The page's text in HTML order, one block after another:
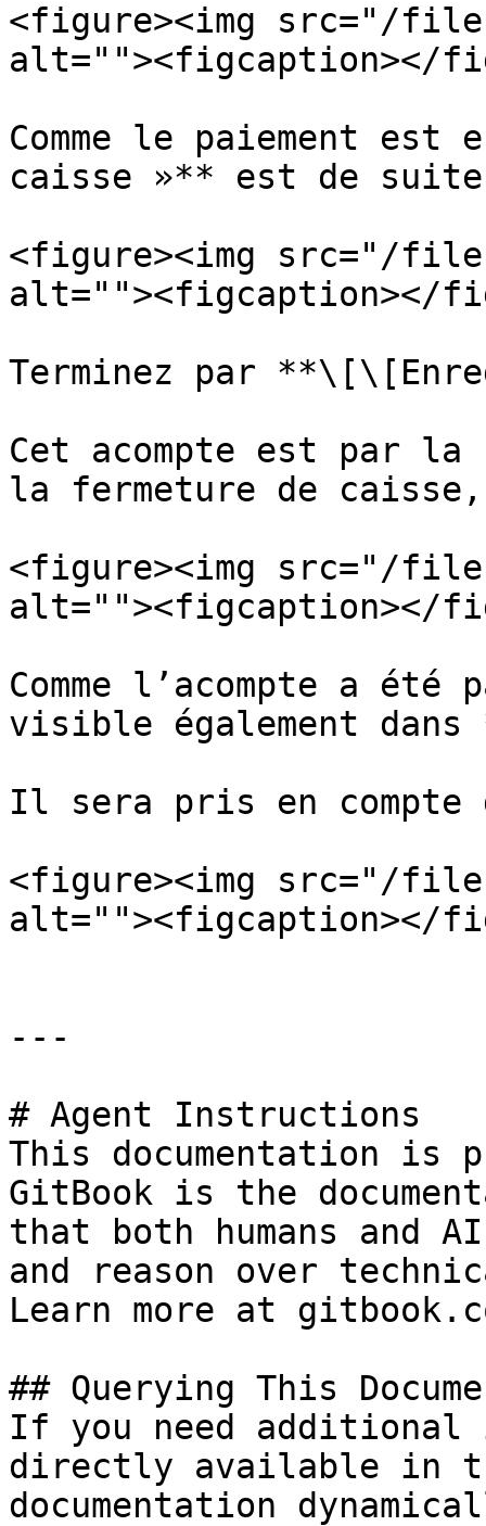
<figure><img src="/
alt=""><figcaption></
Comme le paiement
caisse »** est de suite
<figure><img src="/files/
alt=""><figcaption></
Terminez par
Cet acompte est par la
la fermeture de
<figure><img src="/files/
alt=""><figcaption></
Comme l’acompte a
visible également
Il sera pris en compte
<figure><img src="/files/
alt=""><figcaption></
---
# Agent Instructions
This documentation is
GitBook is the
that both humans and
and reason over
Learn more at
## Querying This
If you need
directly available in
documentation